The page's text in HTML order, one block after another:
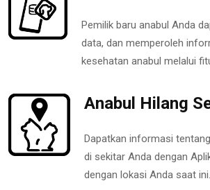
Pemilik baru anabul Anda
data, dan memperoleh
kesehatan anabul melalui
Anabul Hilang
Dapatkan informasi
di sekitar Anda dengan
dengan lokasi Anda saat ini.